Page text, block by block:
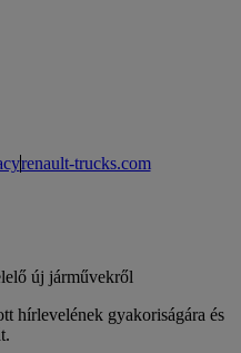
renault-trucks.com
új járművekről
hírlevelének gyakoriságára és